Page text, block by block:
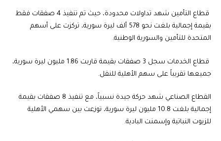
قطاع التأمين شهد تداولات محدودة، حيث تم تنفيذ 4 صفقات فقط
بقيمة إجمالية بلغت نحو 578 ألف ليرة سورية، تركزت على أسهم
المتحدة للتأمين والسورية الوطنية.
قطاع الخدمات سجل 3 صفقات بقيمة قاربت 1.86 مليون ليرة سورية،
جميعها تقريباً على سهم الأهلية للنقل.
القطاع الصناعي شهد حركة جيدة نسبياً، مع تنفيذ 8 صفقات بقيمة
إجمالية بلغت 10.8 مليون ليرة سورية، توزعت بين سهمي الأهلية
للزيوت النباتية وإسمنت البادية.